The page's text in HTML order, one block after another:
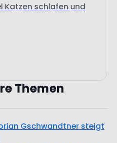
Katzen schlafen und
Themen
Gschwandtner steigt